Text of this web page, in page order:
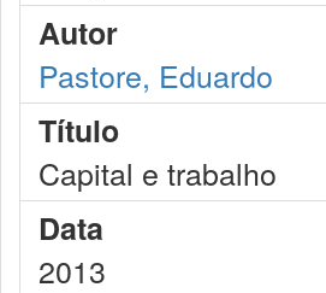
Autor
Pastore, Eduardo
Título
Capital e trabalho
Data
2013